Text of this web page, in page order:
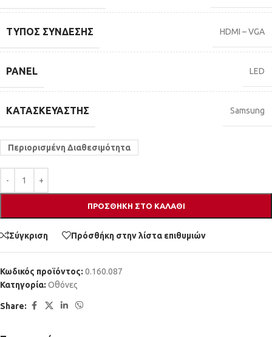
ΤΎΠΟΣ ΣΎΝΔΕΣΗΣ HDMI – VGA
PANEL LED
ΚΑΤΑΣΚΕΥΑΣΤΉΣ Samsung
Περιορισμένη Διαθεσιμότητα
ΠΡΟΣΘΉΚΗ ΣΤΟ ΚΑΛΆΘΙ
Σύγκριση Πρόσθήκη στην λίστα επιθυμιών
Κωδικός προϊόντος: 0.160.087
Κατηγορία: Οθόνες
Share: